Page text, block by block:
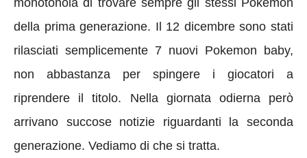
della prima generazione. Il 12 dicembre sono stati
rilasciati semplicemente 7 nuovi Pokemon baby,
non abbastanza per spingere i giocatori a
riprendere il titolo. Nella giornata odierna però
arrivano succose notizie riguardanti la seconda
generazione. Vediamo di che si tratta.